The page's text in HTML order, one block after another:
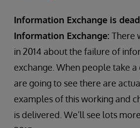
Information Exchange is
Information Exchange: There
in 2014 about the failure of
exchange. When people take
are going to see there are
examples of this working and
is delivered. We’ll see lots